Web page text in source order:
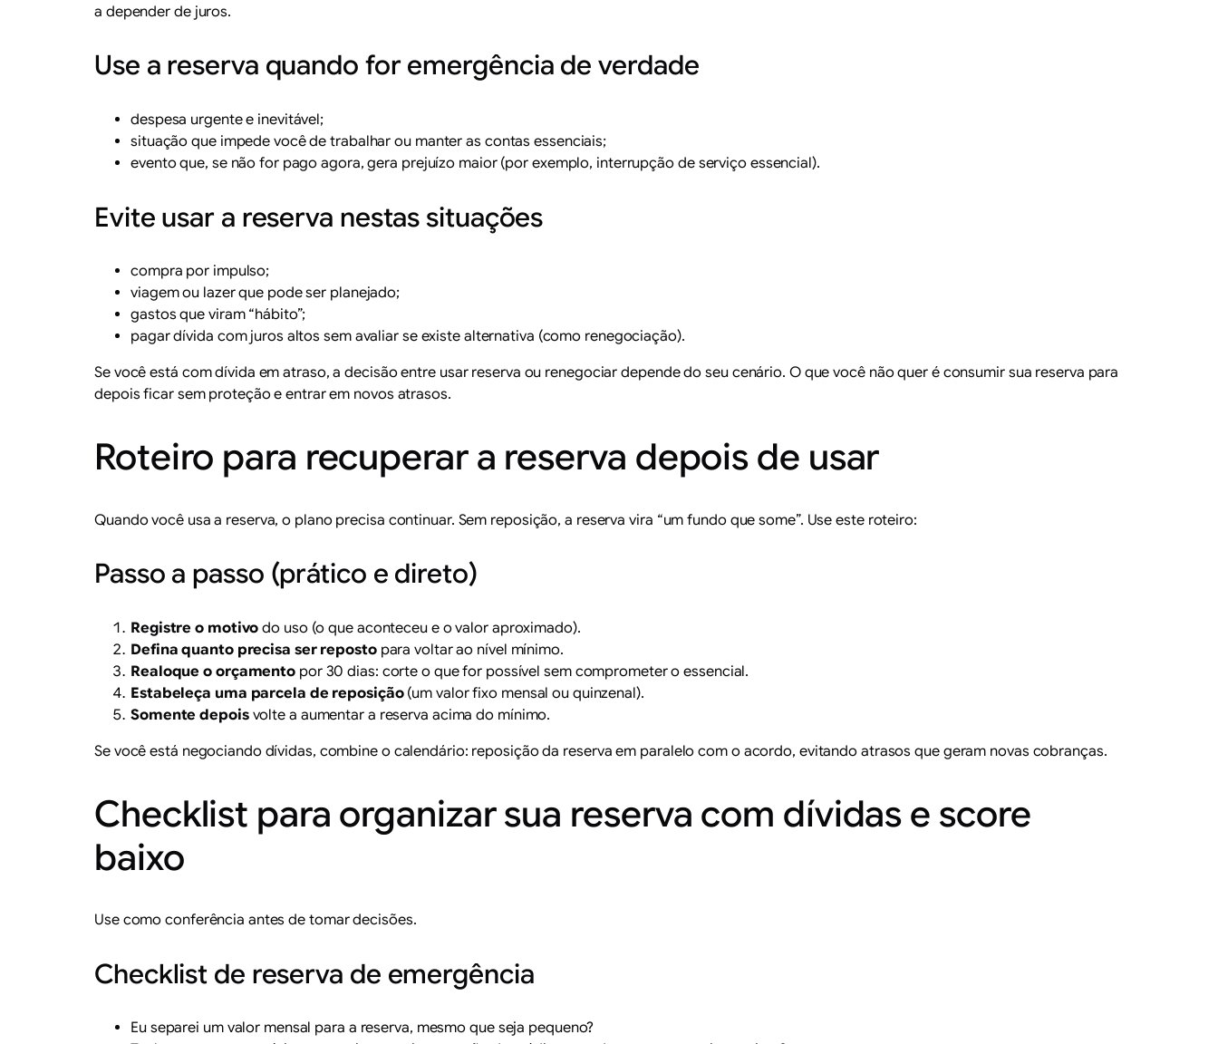
a depender de juros.
Use a reserva quando for emergência de verdade
despesa urgente e inevitável;
situação que impede você de trabalhar ou manter as contas essenciais;
evento que, se não for pago agora, gera prejuízo maior (por exemplo, interrupção de serviço essencial).
Evite usar a reserva nestas situações
compra por impulso;
viagem ou lazer que pode ser planejado;
gastos que viram “hábito”;
pagar dívida com juros altos sem avaliar se existe alternativa (como renegociação).
Se você está com dívida em atraso, a decisão entre usar reserva ou renegociar depende do seu cenário. O que você não quer é consumir sua reserva para
depois ficar sem proteção e entrar em novos atrasos.
Roteiro para recuperar a reserva depois de usar
Quando você usa a reserva, o plano precisa continuar. Sem reposição, a reserva vira “um fundo que some”. Use este roteiro:
Passo a passo (prático e direto)
Registre o motivo do uso (o que aconteceu e o valor aproximado).
Defina quanto precisa ser repostopara voltar ao nível mínimo.
Realoque o orçamento por 30 dias: corte o que for possível sem comprometer o essencial.
Estabeleça uma parcela de reposição(um valor fixo mensal ou quinzenal).
Somente depoisvolte a aumentar a reserva acima do mínimo.
Se você está negociando dívidas, combine o calendário: reposição da reserva em paralelo com o acordo, evitando atrasos que geram novas cobranças.
Checklist para organizar sua reserva com dívidas e score
baixo
Use como conferência antes de tomar decisões.
Checklist de reserva de emergência
Eu separei um valor mensal para a reserva, mesmo que seja pequeno?